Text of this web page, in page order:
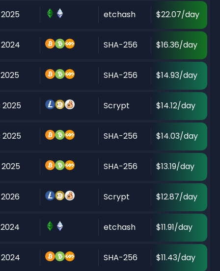
etchash $22.07/day
SHA-256 $16.36/day
SHA-256 $14.93/day
2025 Scrypt $14.12/day
2025 SHA-256 $14.03/day
SHA-256 $13.19/day
Scrypt $12.87/day
etchash $11.91/day
SHA-256 $11.43/day